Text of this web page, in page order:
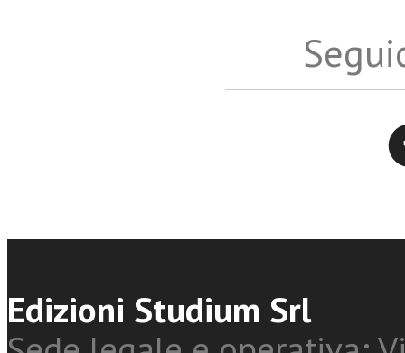
Edizioni Studium Srl